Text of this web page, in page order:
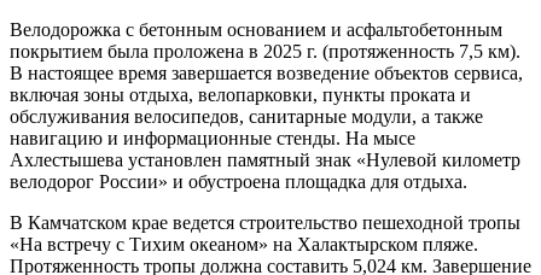
Велодорожка с бетонным основанием и асфальтобетонным
покрытием была проложена в 2025 г. (протяженность 7,5 км).
В настоящее время завершается возведение объектов сервиса,
включая зоны отдыха, велопарковки, пункты проката и
обслуживания велосипедов, санитарные модули, а также
навигацию и информационные стенды. На мысе
Ахлестышева установлен памятный знак «Нулевой километр
велодорог России» и обустроена площадка для отдыха.
В Камчатском крае ведется строительство пешеходной тропы
«На встречу с Тихим океаном» на Халактырском пляже.
Протяженность тропы должна составить 5,024 км. Завершение